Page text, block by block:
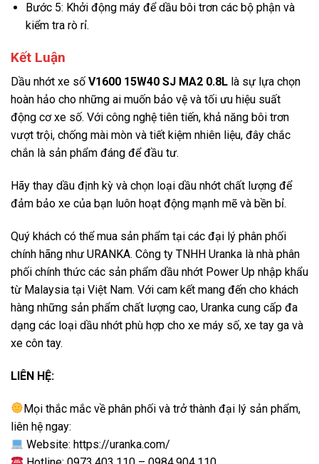
Bước 5: Khởi động máy để dầu bôi trơn các bộ phận và
kiểm tra rò rỉ.
Kết Luận
Dầu nhớt xe số V1600 15W40 SJ MA2 0.8L là sự lựa chọn
hoàn hảo cho những ai muốn bảo vệ và tối ưu hiệu suất
động cơ xe số. Với công nghệ tiên tiến, khả năng bôi trơn
vượt trội, chống mài mòn và tiết kiệm nhiên liệu, đây chắc
chắn là sản phẩm đáng để đầu tư.
Hãy thay dầu định kỳ và chọn loại dầu nhớt chất lượng để
đảm bảo xe của bạn luôn hoạt động mạnh mẽ và bền bỉ.
Quý khách có thể mua sản phẩm tại các đại lý phân phối
chính hãng như URANKA. Công ty TNHH Uranka là nhà phân
phối chính thức các sản phẩm dầu nhớt Power Up nhập khẩu
từ Malaysia tại Việt Nam. Với cam kết mang đến cho khách
hàng những sản phẩm chất lượng cao, Uranka cung cấp đa
dạng các loại dầu nhớt phù hợp cho xe máy số, xe tay ga và
xe côn tay.
LIÊN HỆ:
Mọi thắc mắc về phân phối và trở thành đại lý sản phẩm,
liên hệ ngay:
Website: https://uranka.com/